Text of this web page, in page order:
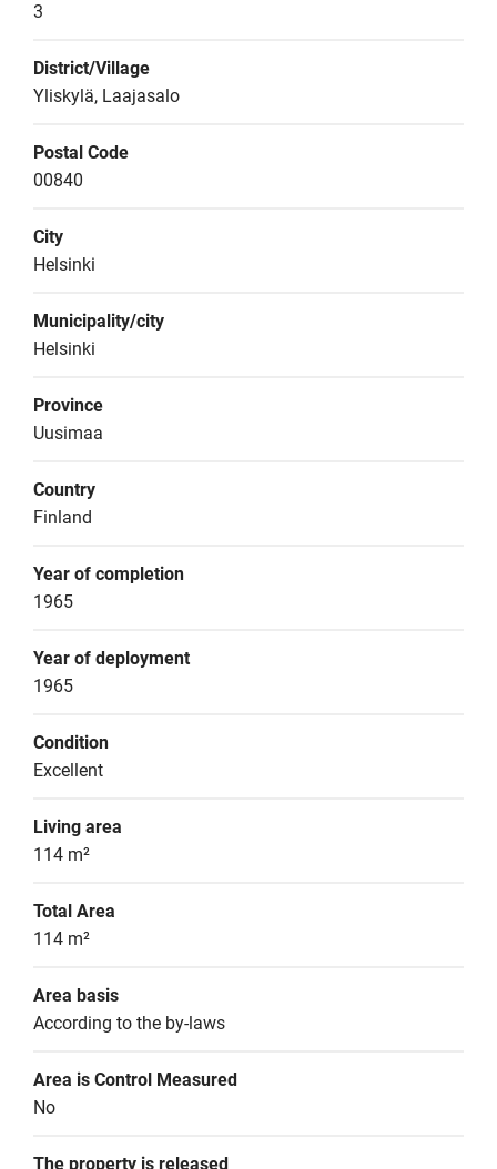
3
District/Village
Yliskylä, Laajasalo
Postal Code
00840
City
Helsinki
Municipality/city
Helsinki
Province
Uusimaa
Country
Finland
Year of completion
1965
Year of deployment
1965
Condition
Excellent
Living area
114 m²
Total Area
114 m²
Area basis
According to the by-laws
Area is Control Measured
No
The property is released